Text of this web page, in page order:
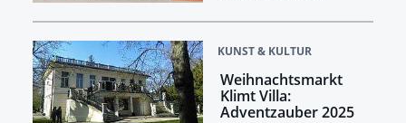
KUNST & KULTUR
Weihnachtsmarkt
Klimt Villa:
Adventzauber 2025